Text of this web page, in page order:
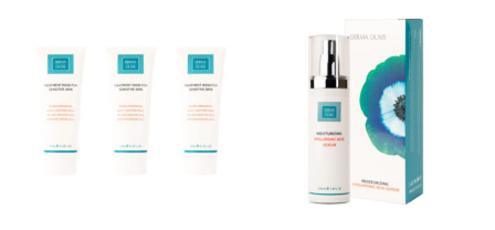
價
格：
NT$ 3,600。
價
格：
NT$ 3,060。
始
價
格：
NT$ 2,480
目
前
價
格：
NT$ 2,232